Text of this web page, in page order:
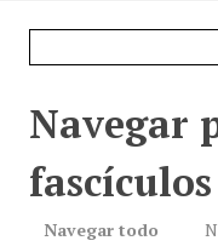
Navegar
Navegar todo